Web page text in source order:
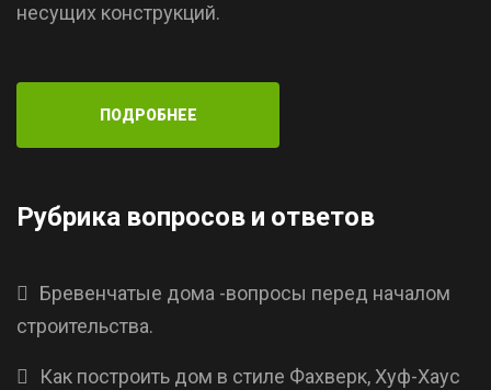
несущих конструкций.
ПОДРОБНЕЕ
Рубрика вопросов и ответов
Бревенчатые дома -вопросы перед началом
строительства.
Как построить дом в стиле Фахверк, Хуф-Хаус